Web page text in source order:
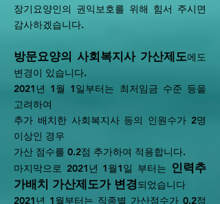
장기요양인의 권익보호를 위해 힘서 주시면
감사하겠습니다.
방문요양의 사회복지사 가산제도에도
변경이 있습니다.
2021년 1월 1일부터는 최저임금 수준 등을
고려하여
추가 배치한 사회복지사 등의 인원수가 2명
이상인 경우
가산 점수를 0.2점 추가하여 적용합니다.
마지막으로 2021년 1월1일 부터는 인력추
가배치 가산제도가 변경되었습니다
2021년 1월부터는 직종별 가산점수가 0.2점